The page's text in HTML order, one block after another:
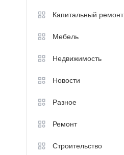
Капитальный ремонт
Мебель
Недвижимость
Новости
Разное
Ремонт
Строительство